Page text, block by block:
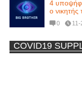
4
ο νικητής
0
Η Εύα
-
COVID19